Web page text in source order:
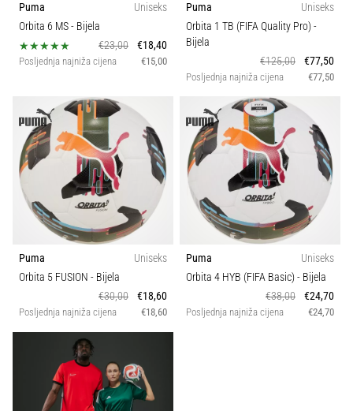
Puma
Uniseks
Orbita 6 MS- Bijela
€23,00
€18,40
Posljednja najniža cijena €15,00
Puma
Uniseks
Orbita 1 TB (FIFA Quality Pro)-
Bijela
€125,00
€77,50
Posljednja najniža cijena €77,50
Puma
Uniseks
Orbita 5 FUSION - Bijela
€30,00
€18,60
Posljednja najniža cijena €18,60
Puma
Uniseks
Orbita 4 HYB (FIFA Basic)- Bijela
€38,00
€24,70
Posljednja najniža cijena €24,70